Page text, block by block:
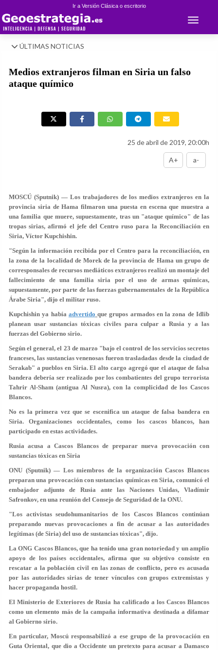
Ir a Versión Clásica o escritorio
Toggle
ÚLTIMAS NOTICIAS
Medios extranjeros filman en Siria un falso
ataque químico
25 de abril de 2019, 20:00h
A+ a-
MOSCÚ (Sputnik) — Los trabajadores de los medios extranjeros en la
provincia siria de Hama filmaron una puesta en escena que muestra a
una familia que muere, supuestamente, tras un "ataque químico" de las
tropas sirias, afirmó el jefe del Centro ruso para la Reconciliación en
Siria, Víctor Kupchishin.
"Según la información recibida por el Centro para la reconciliación, en
la zona de la localidad de Morek de la provincia de Hama un grupo de
corresponsales de recursos mediáticos extranjeros realizó un montaje del
fallecimiento de una familia siria por el uso de armas químicas,
supuestamente, por parte de las fuerzas gubernamentales de la República
Árabe Siria", dijo el militar ruso.
Kupchishin ya había advertido que grupos armados en la zona de Idlib
planean usar sustancias tóxicas civiles para culpar a Rusia y a las
fuerzas del Gobierno sirio.
Según el general, el 23 de marzo "bajo el control de los servicios secretos
franceses, las sustancias venenosas fueron trasladadas desde la ciudad de
Serakab" a pueblos en Siria. El alto cargo agregó que el ataque de falsa
bandera debería ser realizado por los combatientes del grupo terrorista
Tahrir Al-Sham (antigua Al Nusra), con la complicidad de los Cascos
Blancos.
No es la primera vez que se escenifica un ataque de falsa bandera en
Siria. Organizaciones occidentales, como los cascos blancos, han
participado en estas actividades.
Rusia acusa a Cascos Blancos de preparar nueva provocación con
sustancias tóxicas en Siria
ONU (Sputnik) — Los miembros de la organización Cascos Blancos
preparan una provocación con sustancias químicas en Siria, comunicó el
embajador adjunto de Rusia ante las Naciones Unidas, Vladímir
Safronkov, en una reunión del Consejo de Seguridad de la ONU.
"Los activistas seudohumanitarios de los Cascos Blancos continúan
preparando nuevas provocaciones a fin de acusar a las autoridades
legítimas (de Siria) del uso de sustancias tóxicas", dijo.
La ONG Cascos Blancos, que ha tenido una gran notoriedad y un amplio
apoyo de los países occidentales, afirma que su objetivo consiste en
rescatar a la población civil en las zonas de conflicto, pero es acusada
por las autoridades sirias de tener vínculos con grupos extremistas y
hacer propaganda hostil.
El Ministerio de Exteriores de Rusia ha calificado a los Cascos Blancos
como un elemento más de la campaña informativa destinada a difamar
al Gobierno sirio.
En particular, Moscú responsabilizó a ese grupo de la provocación en
Guta Oriental, que dio a Occidente un pretexto para acusar a Damasco